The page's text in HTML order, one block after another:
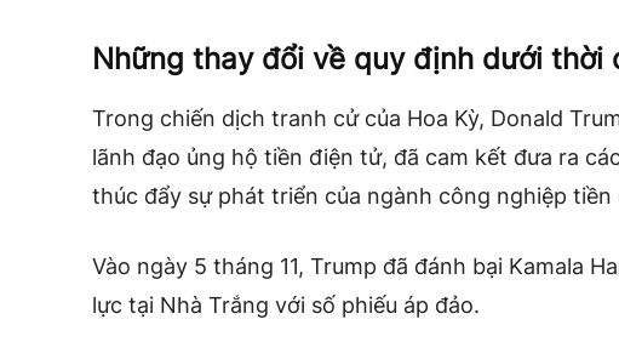
Những thay đổi về quy định dưới thời
Trong chiến dịch tranh cử của Hoa Kỳ, Donald
lãnh đạo ủng hộ tiền điện tử, đã cam kết đưa ra
thúc đẩy sự phát triển của ngành công nghiệp tiền
Vào ngày 5 tháng 11, Trump đã đánh bại Kamala
lực tại Nhà Trắng với số phiếu áp đảo.